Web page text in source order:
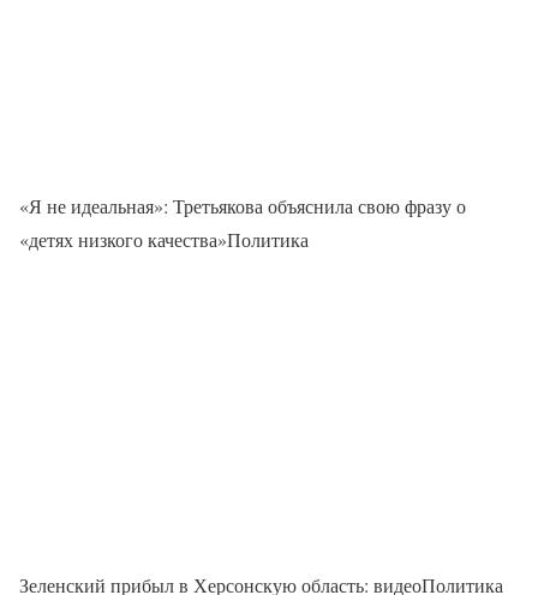
«Я не идеальная»: Третьякова объяснила свою фразу о
«детях низкого качества»Политика
Зеленский прибыл в Херсонскую область: видеоПолитика